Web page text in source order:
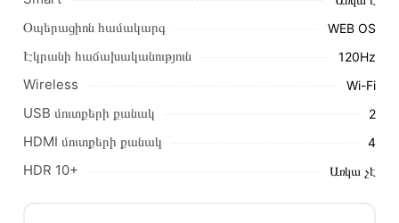
55QNED86A6A առաքման և վճարման պայմանները վավեր
Մեր պրոֆեսիոնալ մենեջերները կմշակեն պատվերը և
պայմանները։ Նախքան առցանց պատվեր տեղադրելը,
խորհուրդ ենք տալիս կարդալ նկարագրությունը,
Օպերացիոն համակարգ WEB OS
Էկրանի հաճախականություն 120Hz
Wireless Wi-Fi
USB մուտքերի քանակ 2
HDMI մուտքերի քանակ 4
HDR 10+ Առկա չէ